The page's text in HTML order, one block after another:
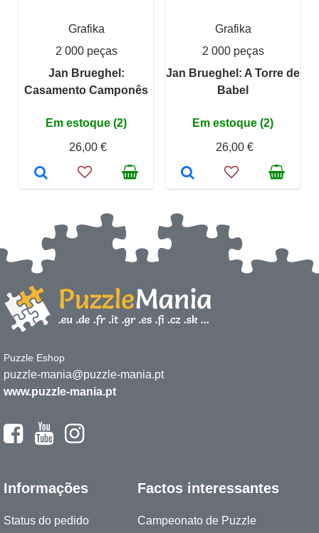
Grafika
2 000 peças
Jan Brueghel:
Casamento Camponês
Em estoque (2)
26,00 €
Grafika
2 000 peças
Jan Brueghel: A Torre de
Babel
Em estoque (2)
26,00 €
Puzzle Eshop
puzzle-mania@puzzle-mania.pt
www.puzzle-mania.pt
Informações
Status do pedido
Factos interessantes
Campeonato de Puzzle